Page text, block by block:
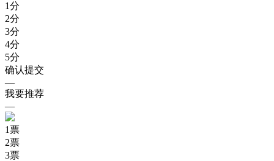
1分
2分
3分
4分
5分
确认提交
—
我要推荐
—
1票
2票
3票